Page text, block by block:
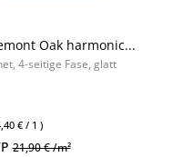
Oak harmonic...
4-seitige Fase, glatt
€ / 1 )
21,90 € /m²